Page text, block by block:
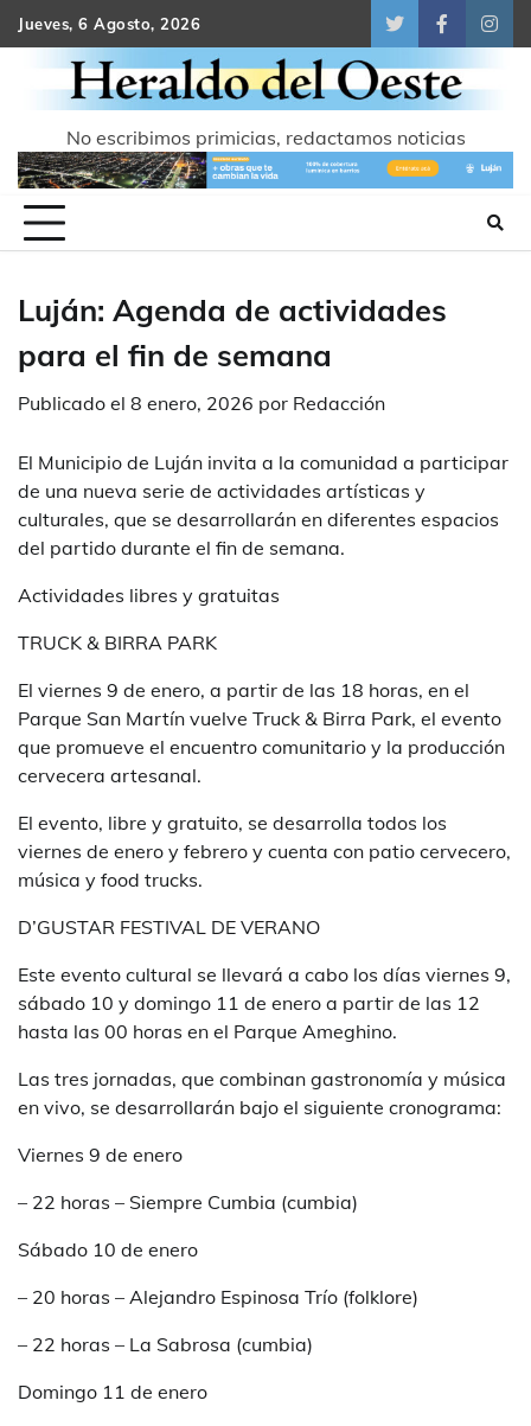
Skip
to
content
Jueves, 6 Agosto, 2026
TwitterFacebook
No escribimos primicias, redactamos noticias
Luján: Agenda de actividades
para el fin de semana
Publicado el 8 enero, 2026 por Redacción
El Municipio de Luján invita a la comunidad a participar
de una nueva serie de actividades artísticas y
culturales, que se desarrollarán en diferentes espacios
del partido durante el fin de semana.
Actividades libres y gratuitas
TRUCK & BIRRA PARK
El viernes 9 de enero, a partir de las 18 horas, en el
Parque San Martín vuelve Truck & Birra Park, el evento
que promueve el encuentro comunitario y la producción
cervecera artesanal.
El evento, libre y gratuito, se desarrolla todos los
viernes de enero y febrero y cuenta con patio cervecero,
música y food trucks.
D’GUSTAR FESTIVAL DE VERANO
Este evento cultural se llevará a cabo los días viernes 9,
sábado 10 y domingo 11 de enero a partir de las 12
hasta las 00 horas en el Parque Ameghino.
Las tres jornadas, que combinan gastronomía y música
en vivo, se desarrollarán bajo el siguiente cronograma:
Viernes 9 de enero
– 22 horas – Siempre Cumbia (cumbia)
Sábado 10 de enero
– 20 horas – Alejandro Espinosa Trío (folklore)
– 22 horas – La Sabrosa (cumbia)
Domingo 11 de enero